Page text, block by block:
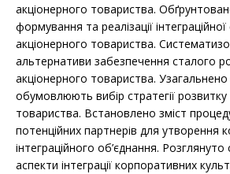
акціонерного товариства.
формування та реалізації інтеграційної
акціонерного товариства.
альтернативи забезпечення сталого
акціонерного товариства.
обумовлюють вибір стратегії розвитку
товариства. Встановлено зміст
потенційних партнерів для утворення
інтеграційного об’єднання. Розглянуто
аспекти інтеграції корпоративних